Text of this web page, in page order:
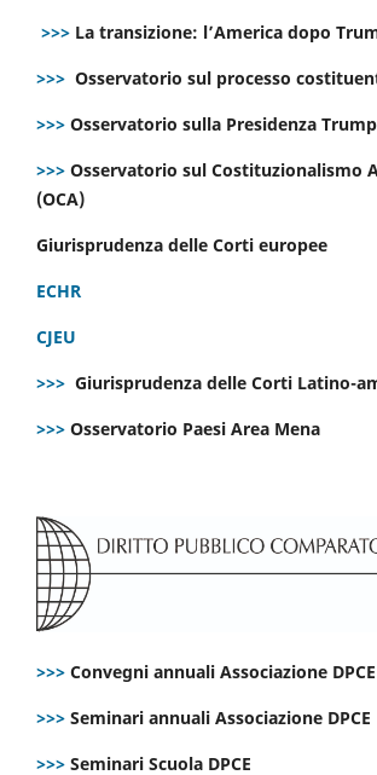
>>> La transizione: l’America dopo
>>> Osservatorio sul processo
>>> Osservatorio sulla Presidenza Trump
>>> Osservatorio sul Costituzionalismo
(OCA)
Giurisprudenza delle Corti europee
ECHR
CJEU
>>> Giurisprudenza delle Corti Latino-
>>> Osservatorio Paesi Area Mena
>>> Convegni annuali Associazione DPCE
>>> Seminari annuali Associazione DPCE
>>> Seminari Scuola DPCE